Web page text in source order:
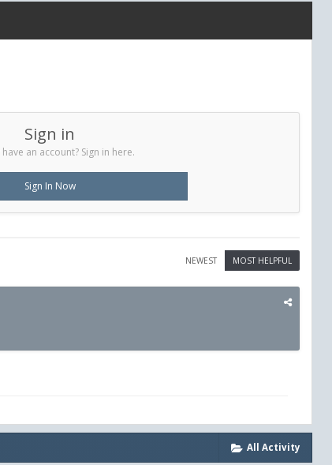
Sign in
an account? Sign in here.
Sign In Now
MOST HELPFUL
NEWEST
All Activity